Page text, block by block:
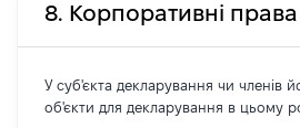
8. Корпоративні права
У суб'єкта декларування чи членів
об'єкти для декларування в цьому